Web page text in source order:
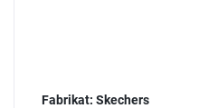
Fabrikat: Skechers